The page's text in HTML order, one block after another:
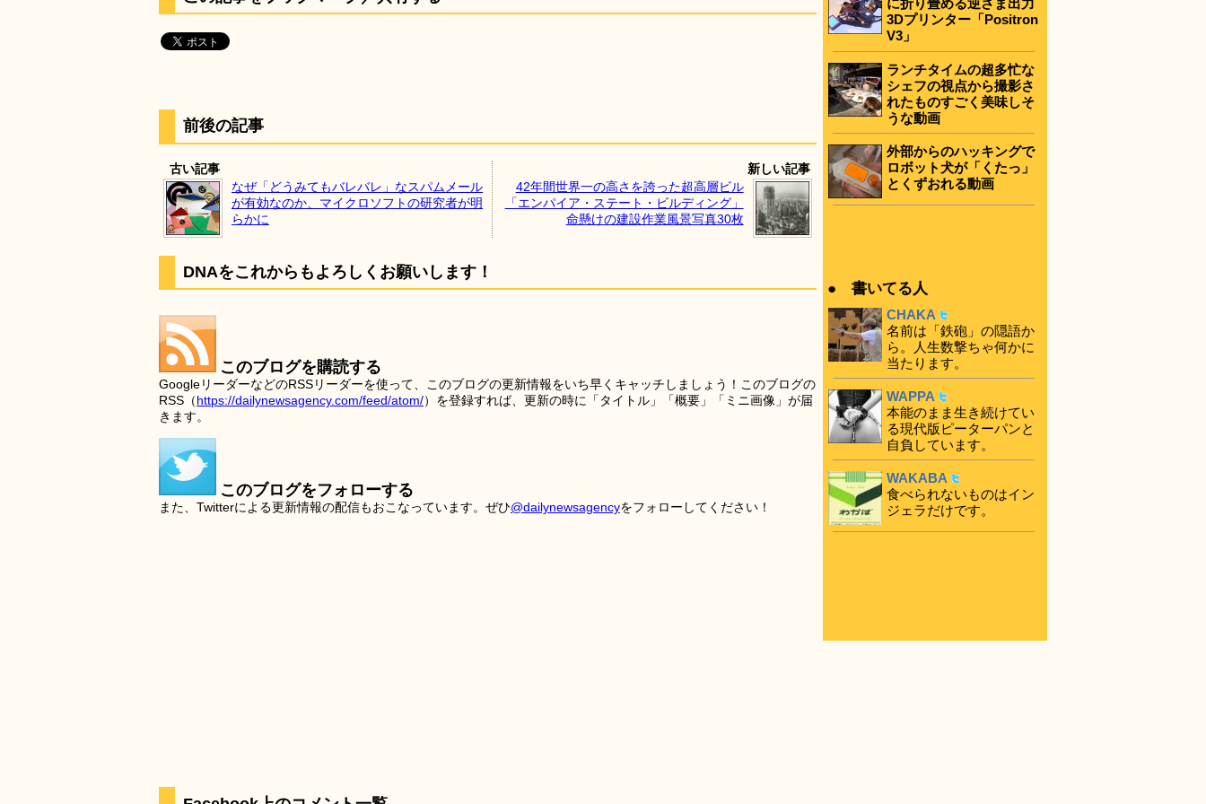
前後の記事
古い記事
なぜ「どうみてもバレバレ」なスパムメール
が有効なのか、マイクロソフトの研究者が明
らかに
新しい記事
42年間世界一の高さを誇った超高層ビル
「エンパイア・ステート・ビルディング」
命懸けの建設作業風景写真30枚
DNAをこれからもよろしくお願いします！
このブログを購読する
GoogleリーダーなどのRSSリーダーを使って、このブログの更新情報をいち早くキャッチしましょう！このブログの
RSS（https://dailynewsagency.com/feed/atom/）を登録すれば、更新の時に「タイトル」「概要」「ミニ画像」が届
きます。
このブログをフォローする
また、Twitterによる更新情報の配信もおこなっています。ぜひ@dailynewsagencyをフォローしてください！
に折り畳める逆さま出力
3Dプリンター「Positron
V3」
ランチタイムの超多忙な
シェフの視点から撮影さ
れたものすごく美味しそ
うな動画
外部からのハッキングで
ロボット犬が「くたっ」
とくずおれる動画
● 書いてる人
CHAKA
名前は「鉄砲」の隠語か
ら。人生数撃ちゃ何かに
当たります。
WAPPA
本能のまま生き続けてい
る現代版ピーターパンと
自負しています。
WAKABA
食べられないものはイン
ジェラだけです。